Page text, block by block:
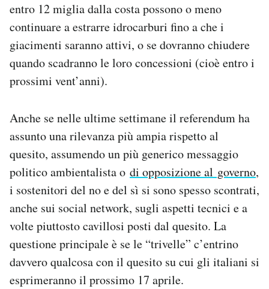
entro 12 miglia dalla costa possono o meno
continuare a estrarre idrocarburi fino a che i
giacimenti saranno attivi, o se dovranno chiudere
quando scadranno le loro concessioni (cioè entro i
prossimi vent’anni).
Anche se nelle ultime settimane il referendum ha
assunto una rilevanza più ampia rispetto al
quesito, assumendo un più generico messaggio
politico ambientalista o di opposizione al governo,
i sostenitori del no e del sì si sono spesso scontrati,
anche sui social network, sugli aspetti tecnici e a
volte piuttosto cavillosi posti dal quesito. La
questione principale è se le “trivelle” c’entrino
davvero qualcosa con il quesito su cui gli italiani si
esprimeranno il prossimo 17 aprile.